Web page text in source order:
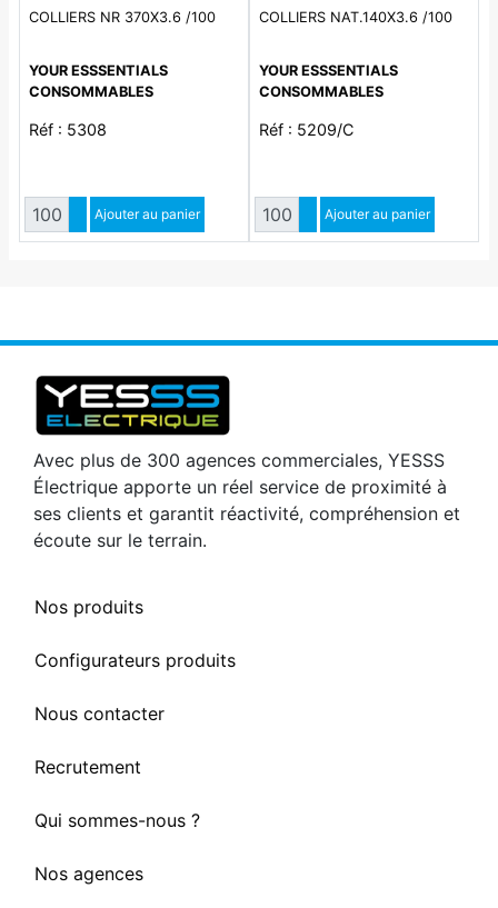
COLLIERS NR 370X3.6 /100
YOUR ESSSENTIALS
CONSOMMABLES
Réf : 5308
QuantitéAugmenter quantité
Diminuer quantité
Ajouter au panier
COLLIERS NAT.140X3.6 /100
YOUR ESSSENTIALS
CONSOMMABLES
Réf : 5209/C
QuantitéAugmenter quantité
Diminuer quantité
Ajouter au panier
Avec plus de 300 agences commerciales, YESSS
Électrique apporte un réel service de proximité à
ses clients et garantit réactivité, compréhension et
écoute sur le terrain.
Nos produits
Configurateurs produits
Nous contacter
Recrutement
Qui sommes-nous ?
Nos agences